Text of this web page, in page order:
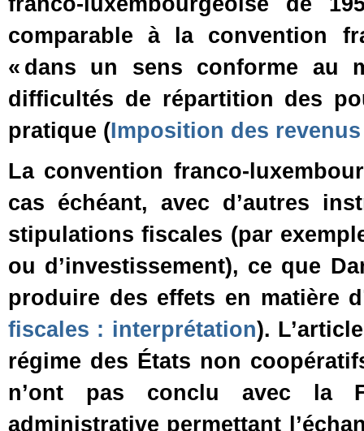
comparable à la convention
« dans un sens conforme au
difficultés de répartition des
pratique (Imposition des
La convention
cas échéant, avec d’autres
stipulations fiscales (par
ou d’investissement), ce que
produire des effets en matière
fiscales : interprétation).
régime des États non
n’ont pas conclu avec la
administrative permettant